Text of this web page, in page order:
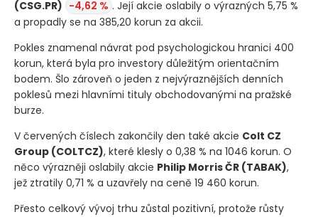
průmyslová a zbrojařská skupina
Czechoslovak Group
(CSG.PR)
. Její akcie oslabily o výrazných 5,75 %
a propadly se na 385,20 korun za akcii.
Pokles znamenal návrat pod psychologickou hranici 400
korun, která byla pro investory důležitým orientačním
bodem. Šlo zároveň o jeden z nejvýraznějších denních
burze.
V červených číslech zakončily den také akcie Colt CZ
Group(COLTCZ) , které klesly o 0,38 % na 1046 korun. O
něco výrazněji oslabily akcie
jež ztratily 0,71 % a uzavřely na ceně 19 460 korun.